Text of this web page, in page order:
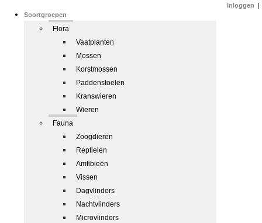
Soortgroepen
Flora
Vaatplanten
Mossen
Korstmossen
Paddenstoelen
Kranswieren
Wieren
Fauna
Zoogdieren
Reptielen
Amfibieën
Vissen
Dagvlinders
Nachtvlinders
Microvlinders
Inloggen |